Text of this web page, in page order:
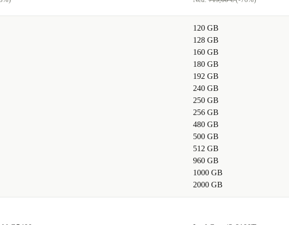
gerüstet.
maximale
dich
120 GB
128 GB
160 GB
180 GB
192 GB
240 GB
250 GB
256 GB
480 GB
500 GB
512 GB
960 GB
1000 GB
2000 GB